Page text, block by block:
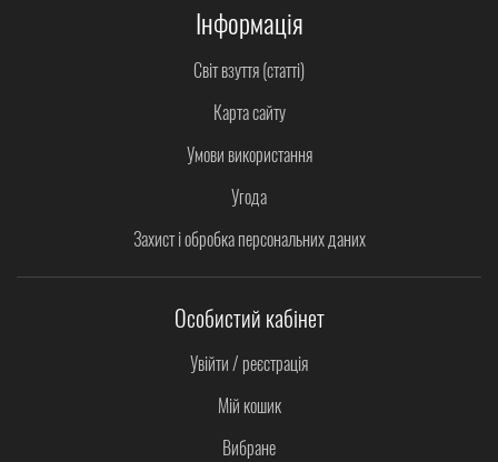
Інформація
Світ взуття (статті)
Карта сайту
Умови використання
Угода
Захист і обробка персональних даних
Особистий кабінет
Увійти / реєстрація
Мій кошик
Вибране